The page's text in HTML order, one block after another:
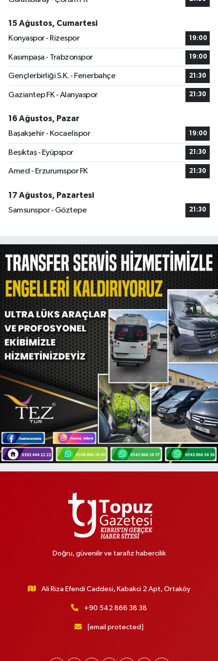
15 Ağustos, Cumartesi
Konyaspor - Rizespor
19:00
Kasımpaşa - Trabzonspor 19:00
Gençlerbirliği S.K. - Fenerbahçe 21:30
Gaziantep FK - Alanyaspor 21:30
16 Ağustos, Pazar
Başakşehir - Kocaelispor
19:00
Beşiktaş - Eyüpspor 21:30
Amed - Erzurumspor FK 21:30
17 Ağustos, Pazartesi
Samsunspor - Göztepe
21:30
Doğru, güvenilir ve tarafız habercilik
Ali Riza Efendi Caddesi, Kabakci 2 Apt, Ortaköy
+90 542 866 38 38
[email protected]